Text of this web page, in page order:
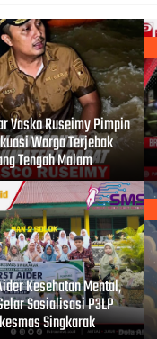
Vasko Ruseimy Pimpin
Warga Terjebak
Tengah Malam
Kesehatan Mental,
Sosialisasi P3LP
Singkarak